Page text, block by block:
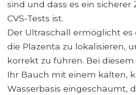
sind und dass es ein
CVS-Tests ist.
Der Ultraschall ermöglicht es
die Plazenta zu lokalisieren,
korrekt zu führen. Bei
Ihr Bauch mit einem kalten,
Wasserbasis eingeschäumt,